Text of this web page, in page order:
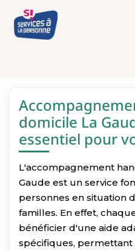
domicile La
essentiel pour
L'accompagnement
Gaude est un service
personnes en situation
familles. En effet,
bénéficier d'une aide
spécifiques, permettant